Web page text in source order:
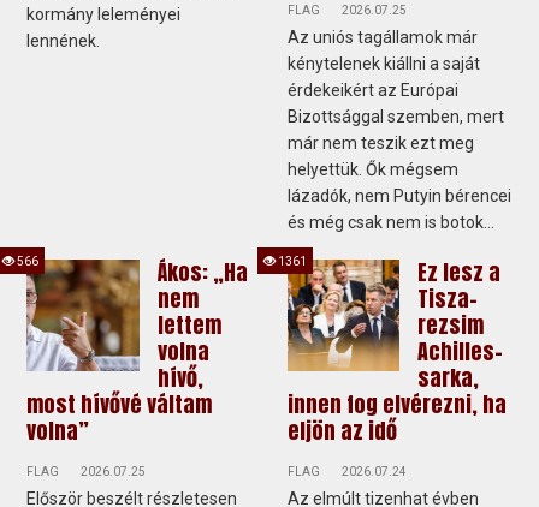
kormány leleményei
lennének.
FLAG 2026.07.25
Az uniós tagállamok már
kénytelenek kiállni a saját
érdekeikért az Európai
Bizottsággal szemben, mert
már nem teszik ezt meg
helyettük. Ők mégsem
lázadók, nem Putyin bérencei
és még csak nem is botok...
Ákos: „Ha
nem
lettem
volna
hívő,
most hívővé váltam
volna”
FLAG 2026.07.25
Először beszélt részletesen
566
Ez lesz a
Tisza-
rezsim
Achilles-
sarka,
innen fog elvérezni, ha
eljön az idő
FLAG 2026.07.24
Az elmúlt tizenhat évben
1361